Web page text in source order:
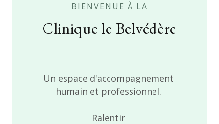
BIENVENUE À LA
Clinique le Belvédère
Un espace d'accompagnement
humain et professionnel.
Ralentir